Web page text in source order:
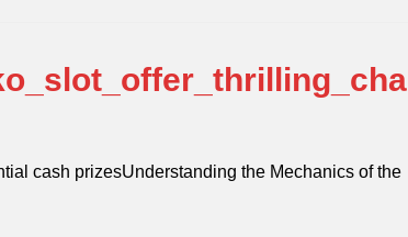
cash prizesUnderstanding the Mechanics of the